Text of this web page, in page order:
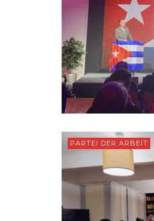
PARTEI DER ARBEIT